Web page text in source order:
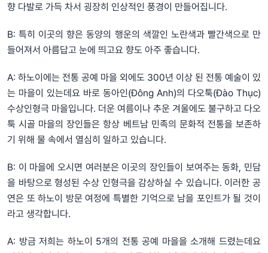
향 다발로 가득 차서 굉장히 인상적인 풍경이 만들어집니다.
B: 특히 이곳의 향은 동양의 행운의 색깔인 노란색과 빨간색으로 만
들어져서 아름답고 눈에 띄고요 향도 아주 좋습니다.
A: 하노이에는 전통 공예 마을 외에도 300년 이상 된 전통 예술이 있
는 마을이 있는데요 바로 동아인(Đông Anh)의 다오툭(Đào Thục)
수상인형극 마을입니다. 더운 여름이나 추운 겨울에도 불구하고 다오
툭 시골 마을의 장인들은 항상 베트남 민족의 문화적 전통을 보존하
기 위해 물 속에서 열심히 일하고 있습니다.
B: 이 마을에 오시면 여러분은 이곳의 장인들이 보여주는 동화, 민담
을 바탕으로 형성된 수상 인형극을 감상하실 수 있습니다. 이러한 공
연은 또 하노이 방문 여정에 특별한 기억으로 남을 포인트가 될 것이
라고 생각합니다.
A: 방금 저희는 하노이 5개의 전통 공예 마을을 소개해 드렸는데요